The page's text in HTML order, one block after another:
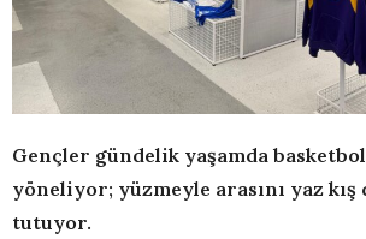
Gençler gündelik yaşamda
yöneliyor; yüzmeyle arasını yaz kış
tutuyor.